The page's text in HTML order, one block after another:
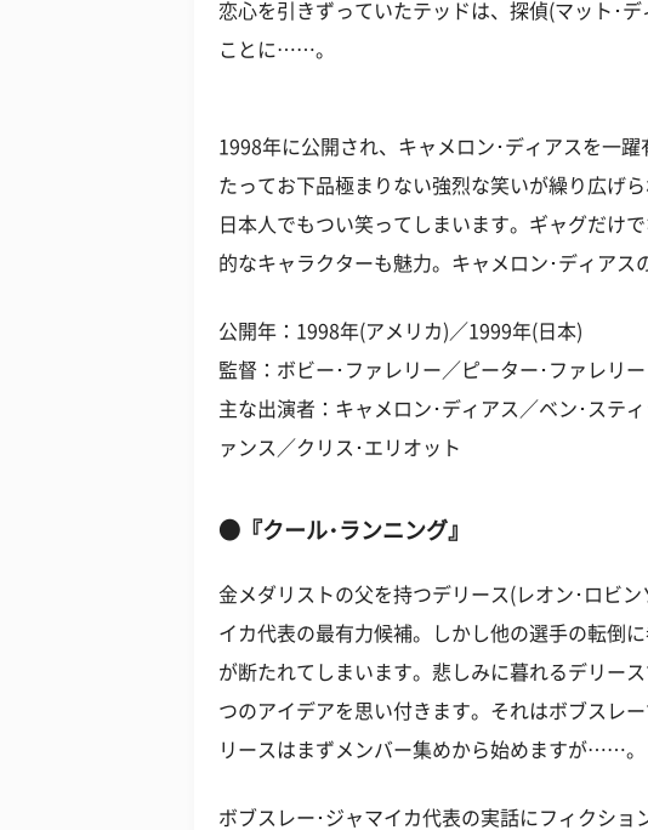
恋心を引きずっていたテッドは、探偵(マット･
ことに……。
1998年に公開され、キャメロン･ディアスを一
たってお下品極まりない強烈な笑いが繰り広げ
日本人でもつい笑ってしまいます。ギャグだけ
的なキャラクターも魅力。キャメロン･ディアス
公開年：1998年(アメリカ)／1999年(日本)
監督：ボビー･ファレリー／ピーター･ファレリー
主な出演者：キャメロン･ディアス／ベン･ステ
ァンス／クリス･エリオット
●『クール･ランニング』
金メダリストの父を持つデリース(レオン･ロビ
イカ代表の最有力候補。しかし他の選手の転倒
が断たれてしまいます。悲しみに暮れるデリー
つのアイデアを思い付きます。それはボブスレ
リースはまずメンバー集めから始めますが……。
ボブスレー･ジャマイカ代表の実話にフィクショ